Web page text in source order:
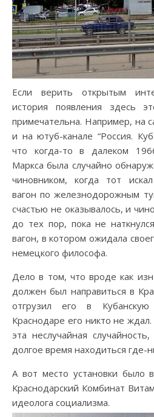
Если верить открытым
история появления здесь
примечательна. Например, на
и на ютуб-канале “Россия.
что когда-то в далеком
Маркса была случайно
чиновником, когда тот
вагон по железнодорожным
счастью не оказывалось, и
до тех пор, пока не
вагон, в котором ожидала
немецкого философа.
Дело в том, что вроде как
должен был направиться в
отгрузил его в
Краснодаре его никто не
эта неслучайная
долгое время находиться где-
А вот место установки было
Краснодарский Комбинат
идеолога социализма.